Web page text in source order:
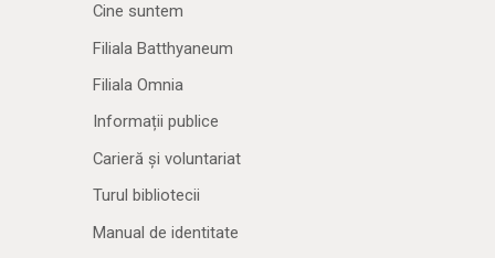
Cine suntem
Filiala Batthyaneum
Filiala Omnia
Informații publice
Carieră și voluntariat
Turul bibliotecii
Manual de identitate